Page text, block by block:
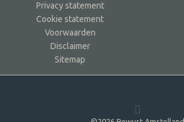
Privacy statement
Cookie statement
Voorwaarden
Disclaimer
Sitemap